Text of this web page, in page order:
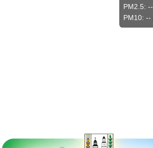
PM2.5: --
PM10: --